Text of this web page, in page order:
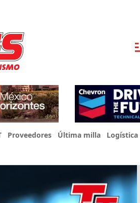
Proveedores Última milla Logística